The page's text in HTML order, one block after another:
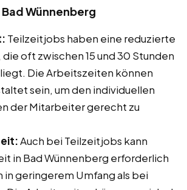
Wünnenberg
Teilzeitjobs haben eine reduzierte
oft zwischen 15 und 30 Stunden
Die Arbeitszeiten können
sein, um den individuellen
der Mitarbeiter gerecht zu
Auch bei Teilzeitjobs kann
in Bad Wünnenberg erforderlich
in geringerem Umfang als bei